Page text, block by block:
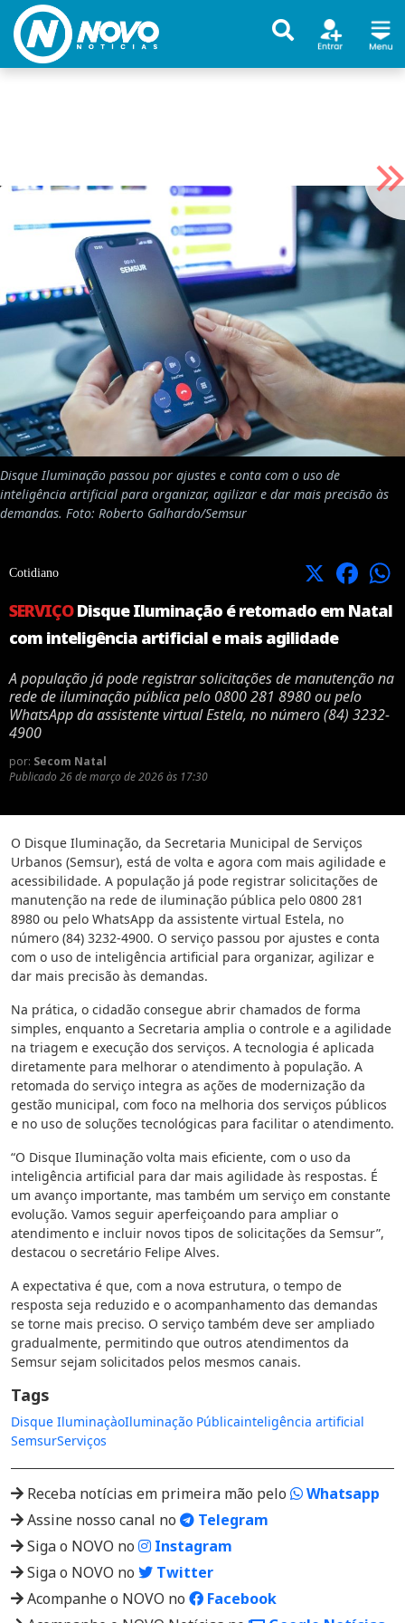
Disque Iluminação passou por ajustes e conta com o uso de
inteligência artificial para organizar, agilizar e dar mais precisão às
demandas. Foto: Roberto Galhardo/Semsur
Cotidiano X Facebook
SERVIÇODisque Iluminação é retomado em Natal
com inteligência artificial e mais agilidade
A população já pode registrar solicitações de manutenção na
rede de iluminação pública pelo 0800 281 8980 ou pelo
WhatsApp da assistente virtual Estela, no número (84) 3232-
4900
por: Secom Natal
Publicado 26 de março de 2026 às 17:30
O Disque Iluminação, da Secretaria Municipal de Serviços
Urbanos (Semsur), está de volta e agora com mais agilidade e
acessibilidade. A população já pode registrar solicitações de
manutenção na rede de iluminação pública pelo 0800 281
8980 ou pelo WhatsApp da assistente virtual Estela, no
número (84) 3232-4900. O serviço passou por ajustes e conta
com o uso de inteligência artificial para organizar, agilizar e
dar mais precisão às demandas.
Na prática, o cidadão consegue abrir chamados de forma
simples, enquanto a Secretaria amplia o controle e a agilidade
na triagem e execução dos serviços. A tecnologia é aplicada
diretamente para melhorar o atendimento à população. A
retomada do serviço integra as ações de modernização da
gestão municipal, com foco na melhoria dos serviços públicos
e no uso de soluções tecnológicas para facilitar o atendimento.
“O Disque Iluminação volta mais eficiente, com o uso da
inteligência artificial para dar mais agilidade às respostas. É
um avanço importante, mas também um serviço em constante
evolução. Vamos seguir aperfeiçoando para ampliar o
atendimento e incluir novos tipos de solicitações da Semsur”,
destacou o secretário Felipe Alves.
A expectativa é que, com a nova estrutura, o tempo de
resposta seja reduzido e o acompanhamento das demandas
se torne mais preciso. O serviço também deve ser ampliado
gradualmente, permitindo que outros atendimentos da
Semsur sejam solicitados pelos mesmos canais.
Tags
Disque IluminaçàoIluminação Públicainteligência artificial
SemsurServiços
Receba notícias em primeira mão pelo
Whatsapp
Assine nosso canal no
Telegram
Siga o NOVO no
Instagram
Siga o NOVO no
Twitter
Acompanhe o NOVO no
Facebook